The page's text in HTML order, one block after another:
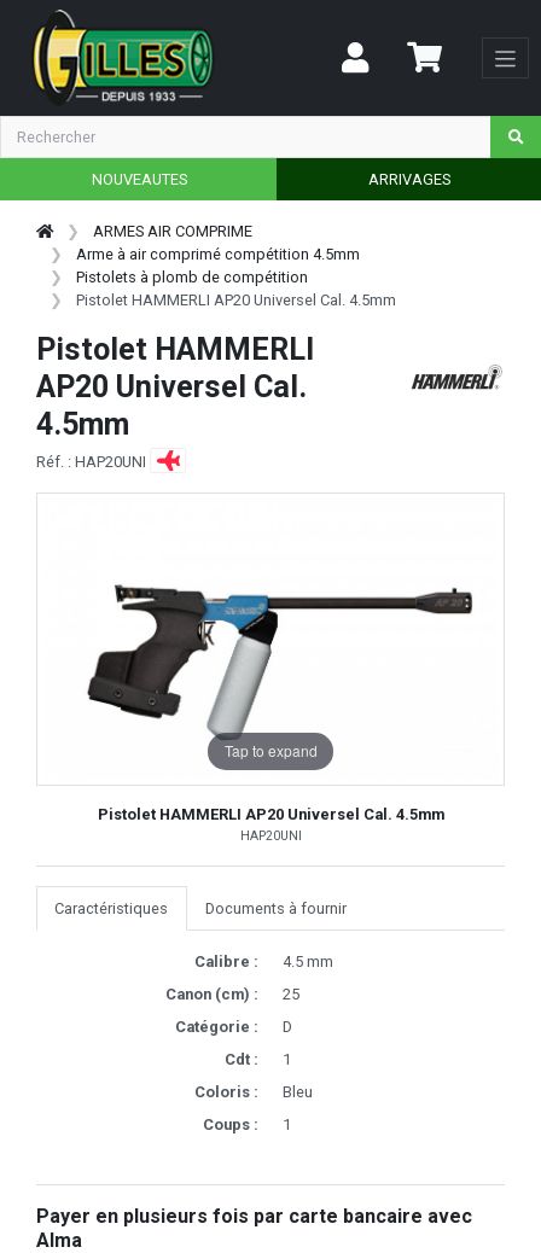
NOUVEAUTES ARRIVAGES
ARMES AIR COMPRIME
Arme à air comprimé compétition 4.5mm
Pistolets à plomb de compétition
Pistolet HAMMERLI AP20 Universel Cal. 4.5mm
Pistolet HAMMERLI
AP20 Universel Cal.
4.5mm
Réf. : HAP20UNI
Tap to expand
Pistolet HAMMERLI AP20 Universel Cal. 4.5mm
HAP20UNI
Caractéristiques Documents à fournir
Calibre :
4.5 mm
Canon (cm) :
25
Catégorie :
D
Cdt :
1
Coloris :
Bleu
Coups :
1
Payer en plusieurs fois par carte bancaire avec
Alma